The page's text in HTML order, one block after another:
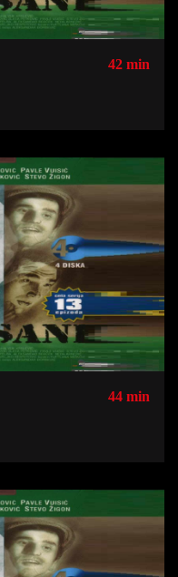
42 min
44 min